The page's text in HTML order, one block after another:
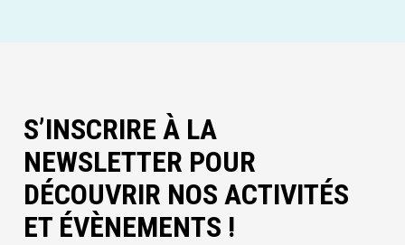
S’INSCRIRE À LA
NEWSLETTER POUR
DÉCOUVRIR NOS ACTIVITÉS
ET ÉVÈNEMENTS !